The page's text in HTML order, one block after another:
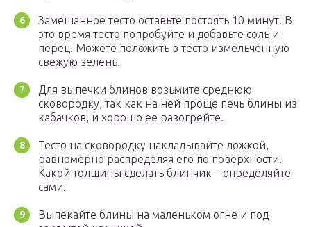
Замешанное тесто оставьте постоять 10 минут. В
это время тесто попробуйте и добавьте соль и
перец. Можете положить в тесто измельченную
свежую зелень.
Для выпечки блинов возьмите среднюю
сковородку, так как на ней проще печь блины из
кабачков, и хорошо ее разогрейте.
Тесто на сковородку накладывайте ложкой,
равномерно распределяя его по поверхности.
Какой толщины сделать блинчик – определяйте
сами.
Выпекайте блины на маленьком огне и под